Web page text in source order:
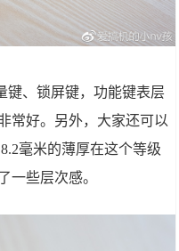
键、锁屏键，功能键表层
常好。另外，大家还可以
毫米的薄厚在这个等级
一些层次感。